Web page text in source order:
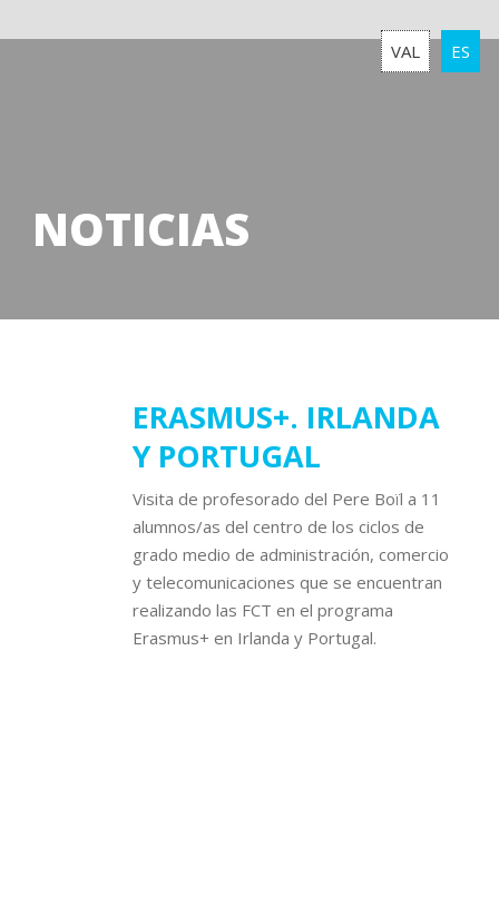
VAL ES
NOTICIAS
ERASMUS+. IRLANDA
Y PORTUGAL
Visita de profesorado del Pere Boïl a 11
alumnos/as del centro de los ciclos de
grado medio de administración, comercio
y telecomunicaciones que se encuentran
realizando las FCT en el programa
Erasmus+ en Irlanda y Portugal.